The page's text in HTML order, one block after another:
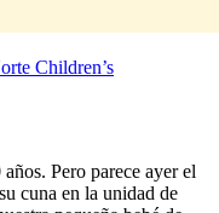
Children’s
Pero parece ayer el
cuna en la unidad de